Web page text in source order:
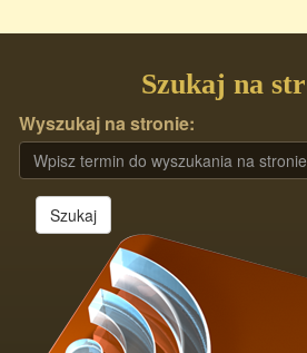
Szukaj na
Wyszukaj na stronie:
Szukaj